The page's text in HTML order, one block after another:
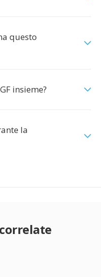
questo
insieme?
la